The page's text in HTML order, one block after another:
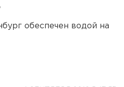
обеспечен водой на